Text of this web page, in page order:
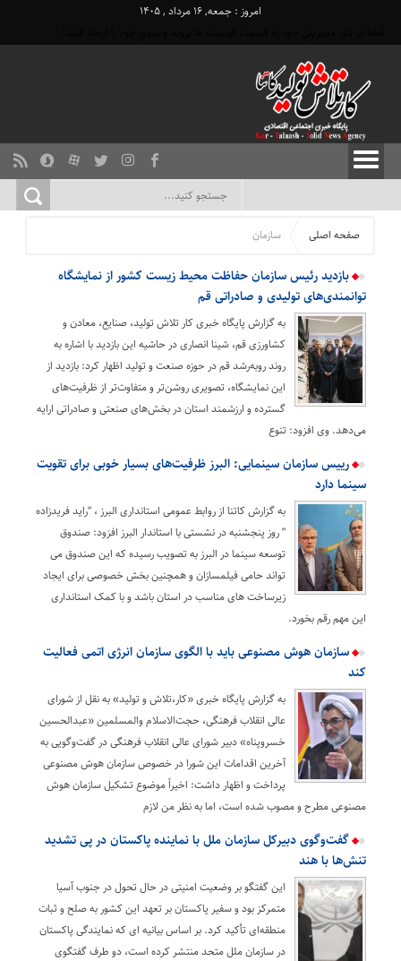
امروز : جمعه, ۱۶ مرداد , ۱۴۰۵
صفحه اصلی سازمان
بازدید رئیس سازمان حفاظت محیط زیست کشور از نمایشگاه
توانمندی‌های تولیدی و صادراتی قم
به گزارش پایگاه خبری کار تلاش تولید، صنایع، معادن و
کشاورزی قم، شینا انصاری در حاشیه این بازدید با اشاره به
روند رو‌به‌رشد قم در حوزه صنعت و تولید اظهار کرد: بازدید از
این نمایشگاه، تصویری روشن‌تر و متفاوت‌تر از ظرفیت‌های
گسترده و ارزشمند استان در بخش‌های صنعتی و صادراتی ارایه
می‌دهد. وی افزود: تنوع
رییس سازمان سینمایی: البرز ظرفیت‌های بسیار خوبی برای تقویت
سینما دارد
به گزارش کاتنا از روابط عمومی استانداری البرز ، “راید فریدزاده
” روز پنجشنبه در نشستی با استاندار البرز افزود: صندوق
توسعه سینما در البرز به تصویب رسیده که این صندوق می
تواند حامی فیلمسازان و همچنین بخش خصوصی برای ایجاد
زیرساخت های مناسب در استان باشد و با کمک استانداری
این مهم رقم بخورد.
سازمان هوش مصنوعی باید با الگوی سازمان انرژی اتمی فعالیت
کند
به گزارش پایگاه خبری «کار،تلاش و تولید» به نقل از شورای
عالی انقلاب فرهنگی، حجت‌الاسلام والمسلمین «عبدالحسین
خسروپناه» دبیر شورای عالی انقلاب فرهنگی در گفت‌وگویی به
آخرین اقدامات این شورا در خصوص سازمان هوش مصنوعی
پرداخت و اظهار داشت: اخیراً موضوع تشکیل سازمان هوش
مصنوعی مطرح و مصوب شده است، اما به نظر من لازم
گفت‌وگوی دبیرکل سازمان ملل با نماینده پاکستان در پی تشدید
تنش‌ها با هند
این گفتگو بر وضعیت امنیتی در حال تحول در جنوب آسیا
متمرکز بود و سفیر پاکستان بر تعهد این کشور به صلح و ثبات
منطقه‌ای تأکید کرد. بر اساس بیانیه ای که نمایندگی پاکستان
در سازمان ملل متحد منتشر کرده است، دو طرف گفتگوی